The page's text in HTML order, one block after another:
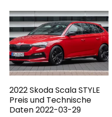
2022 Skoda Scala STYLE
Preis und Technische
Daten 2022-03-29